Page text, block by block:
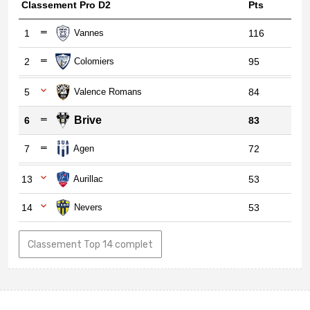
Classement Pro D2 Pts
1 Vannes 116
2 Colomiers 95
5 Valence Romans 84
6 Brive 83
7 Agen 72
13 Aurillac 53
14 Nevers 53
Classement Top 14 complet